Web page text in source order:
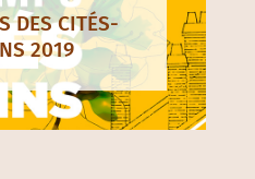
DES CITÉS-
2019